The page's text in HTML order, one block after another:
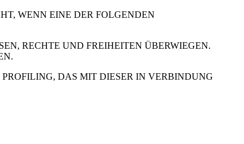
WENN EINE DER FOLGENDEN
RECHTE UND FREIHEITEN ÜBERWIEGEN.
DAS MIT DIESER IN VERBINDUNG